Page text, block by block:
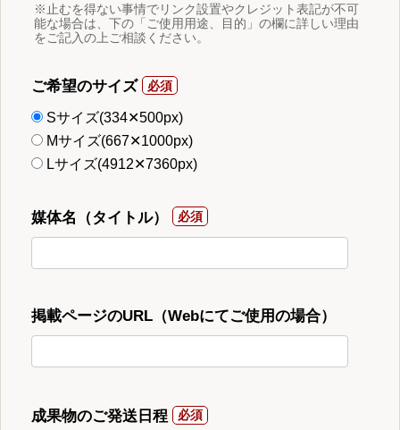
※止むを得ない事情でリンク設置やクレジット表記が不可
能な場合は、下の「ご使用用途、目的」の欄に詳しい理由
をご記入の上ご相談ください。
ご希望のサイズ
Sサイズ(334✕500px)
Mサイズ(667✕1000px)
Lサイズ(4912✕7360px)
媒体名（タイトル）
掲載ページのURL（Webにてご使用の場合）
成果物のご発送日程